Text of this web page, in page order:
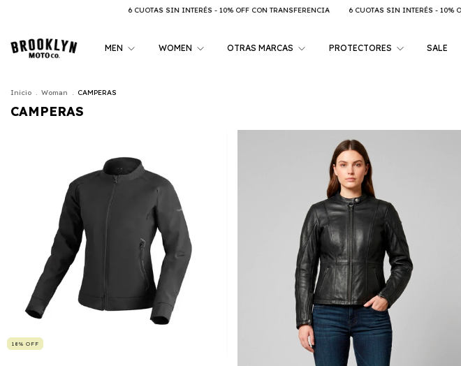
6 CUOTAS SIN INTERÉS - 10% OFF CON TRANSFERENCIA 6 CUOTAS SIN INTERÉS - 10% OFF CON
MEN WOMEN OTRAS MARCAS PROTECTORES SALE
Inicio . Woman . CAMPERAS
CAMPERAS
18% OFF